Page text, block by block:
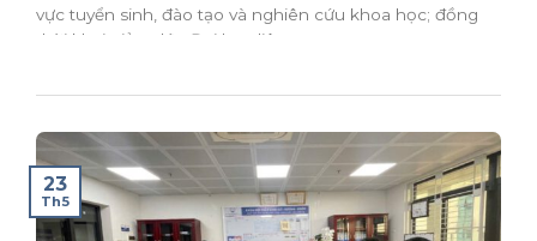
vực tuyển sinh, đào tạo và nghiên cứu khoa học; đồng
thời khai giảng lớp Đại học liên...
23
Th5